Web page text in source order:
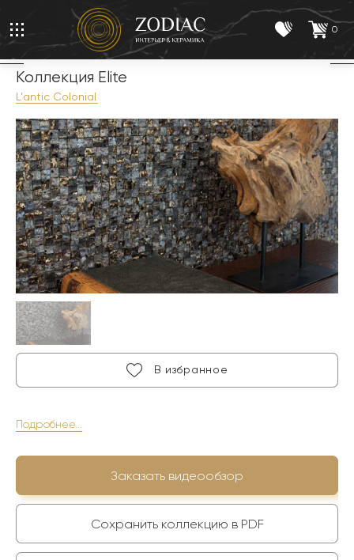
0
Коллекция Elite
L'antic Colonial
В избранное
Подробнее...
Заказать видеообзор
Сохранить коллекцию в PDF